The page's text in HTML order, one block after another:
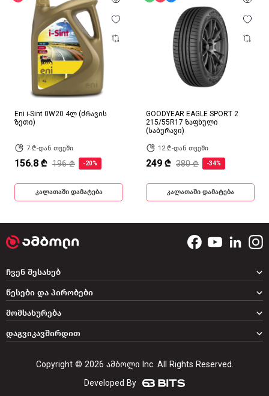
Eni i-Sint 0W20 4ლ (ძრავის
ზეთი)
7 ₾-დან თვეში
156.8 ₾ 196 ₾ -20%
კალათაში დამატება
GOODYEAR EAGLE SPORT 2
215/55R17 ზაფხული
(საბურავი)
12 ₾-დან თვეში
249 ₾ 380 ₾ -34%
კალათაში დამატება
დაგვიკავშირდით
ჩვენ შესახებ
წესები და პირობები
მომსახურება
Copyright © 2026 ამბოლი Inc. All Rights Reserved.
Developed By